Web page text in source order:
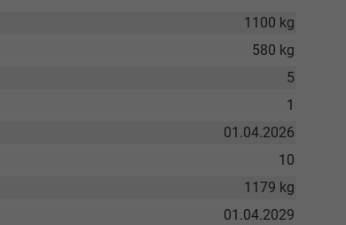
1100 kg
580 kg
5
1
01.04.2026
10
1179 kg
01.04.2029